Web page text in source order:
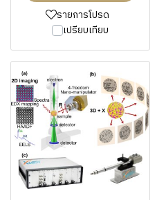
รายการโปรด
เปรียบเทียบ